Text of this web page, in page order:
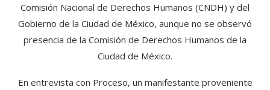
Comisión Nacional de Derechos Humanos (CNDH) y del
Gobierno de la Ciudad de México, aunque no se observó
presencia de la Comisión de Derechos Humanos de la
Ciudad de México.
En entrevista con Proceso, un manifestante proveniente